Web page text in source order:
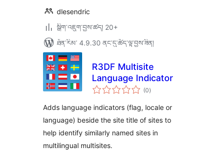
dlesendric
སྒྲིག་འཇུག་བྱས་ཚད། 20+
ཐོན་རིམ་ 4.9.30 ནང་དུ་ཚོད་ལྟ་བྱས་ཟིན།
R3DF Multisite
Language Indicator
(0གདེང་
འཇོག་
ཚང་།
)
Adds language indicators (flag, locale or
language) beside the site title of sites to
help identify similarly named sites in
multilingual multisites.